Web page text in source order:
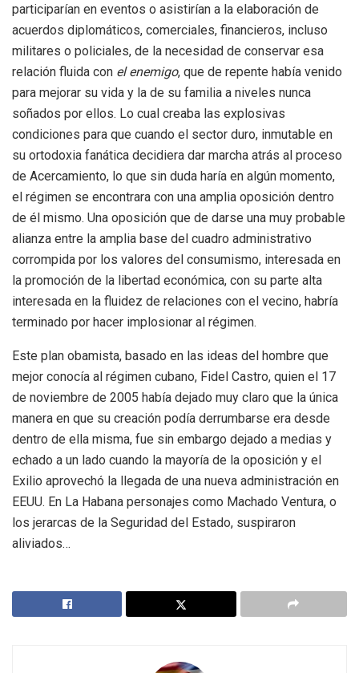
participarían en eventos o asistirían a la elaboración de
acuerdos diplomáticos, comerciales, financieros, incluso
militares o policiales, de la necesidad de conservar esa
relación fluida con el enemigo, que de repente había venido
para mejorar su vida y la de su familia a niveles nunca
soñados por ellos. Lo cual creaba las explosivas
condiciones para que cuando el sector duro, inmutable en
su ortodoxia fanática decidiera dar marcha atrás al proceso
de Acercamiento, lo que sin duda haría en algún momento,
el régimen se encontrara con una amplia oposición dentro
de él mismo. Una oposición que de darse una muy probable
alianza entre la amplia base del cuadro administrativo
corrompida por los valores del consumismo, interesada en
la promoción de la libertad económica, con su parte alta
interesada en la fluidez de relaciones con el vecino, habría
terminado por hacer implosionar al régimen.
Este plan obamista, basado en las ideas del hombre que
mejor conocía al régimen cubano, Fidel Castro, quien el 17
de noviembre de 2005 había dejado muy claro que la única
manera en que su creación podía derrumbarse era desde
dentro de ella misma, fue sin embargo dejado a medias y
echado a un lado cuando la mayoría de la oposición y el
Exilio aprovechó la llegada de una nueva administración en
EEUU. En La Habana personajes como Machado Ventura, o
los jerarcas de la Seguridad del Estado, suspiraron
aliviados…